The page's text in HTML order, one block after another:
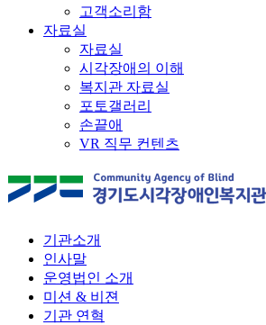
고객소리함
자료실
자료실
시각장애의 이해
복지관 자료실
포토갤러리
손끝애
VR 직무 컨텐츠
기관소개
인사말
운영법인 소개
미션 & 비젼
기관 연혁